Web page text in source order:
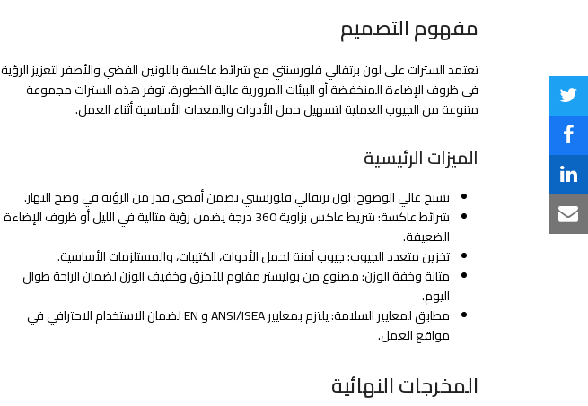
مفهوم التصميم
تعتمد السترات على لون برتقالي فلورسنتي مع شرائط عاكسة باللونين الفضي والأصفر لتعزيز الرؤية
في ظروف الإضاءة المنخفضة أو البيئات المرورية عالية الخطورة. توفر هذه السترات مجموعة
متنوعة من الجيوب العملية لتسهيل حمل الأدوات والمعدات الأساسية أثناء العمل.
الميزات الرئيسية
نسيج عالي الوضوح: لون برتقالي فلورسنتي يضمن أقصى قدر من الرؤية في وضح النهار.
شرائط عاكسة: شريط عاكس بزاوية 360 درجة يضمن رؤية مثالية في الليل أو ظروف الإضاءة
الضعيفة.
تخزين متعدد الجيوب: جيوب آمنة لحمل الأدوات، الكتيبات، والمستلزمات الأساسية.
متانة وخفة الوزن: مصنوع من بوليستر مقاوم للتمزق وخفيف الوزن لضمان الراحة طوال
اليوم.
مطابق لمعايير السلامة: يلتزم بمعايير ANSI/ISEA و EN لضمان الاستخدام الاحترافي في
مواقع العمل.
المخرجات النهائية
Share
on
Twitter
Share
on
Facebook
Share
on
Share